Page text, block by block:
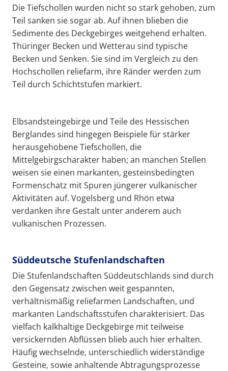
Die Tiefschollen wurden nicht so stark gehoben, zum
Teil sanken sie sogar ab. Auf ihnen blieben die
Sedimente des Deckgebirges weitgehend erhalten.
Thüringer Becken und Wetterau sind typische
Becken und Senken. Sie sind im Vergleich zu den
Hochschollen reliefarm, ihre Ränder werden zum
Teil durch Schichtstufen markiert.
Elbsandsteingebirge und Teile des Hessischen
Berglandes sind hingegen Beispiele für stärker
herausgehobene Tiefschollen, die
Mittelgebirgscharakter haben; an manchen Stellen
weisen sie einen markanten, gesteinsbedingten
Formenschatz mit Spuren jüngerer vulkanischer
Aktivitäten auf. Vogelsberg und Rhön etwa
verdanken ihre Gestalt unter anderem auch
vulkanischen Prozessen.
Süddeutsche Stufenlandschaften
Die Stufenlandschaften Süddeutschlands sind durch
den Gegensatz zwischen weit gespannten,
verhältnismäßig reliefarmen Landschaften, und
markanten Landschaftsstufen charakterisiert. Das
vielfach kalkhaltige Deckgebirge mit teilweise
versickernden Abflüssen blieb auch hier erhalten.
Häufig wechselnde, unterschiedlich widerständige
Gesteine, sowie anhaltende Abtragungsprozesse